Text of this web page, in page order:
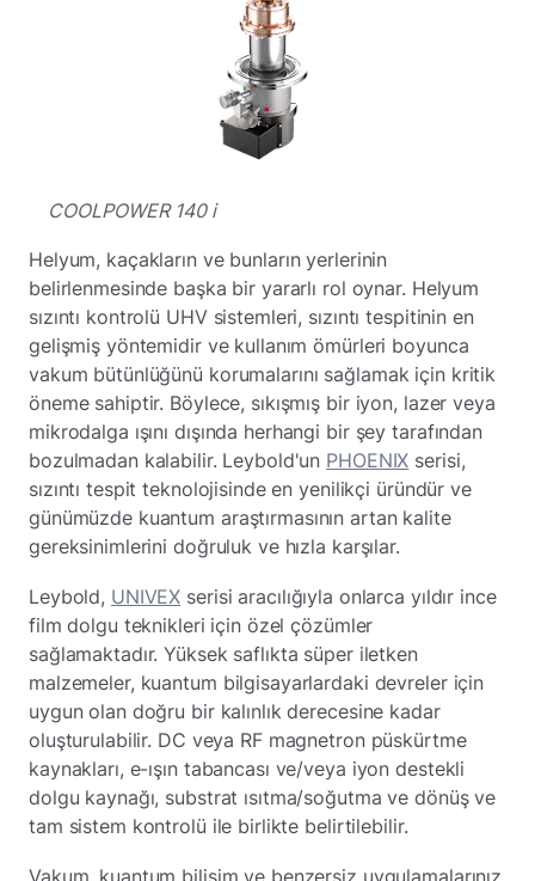
COOLPOWER 140 i
Helyum, kaçakların ve bunların yerlerinin
belirlenmesinde başka bir yararlı rol oynar. Helyum
sızıntı kontrolü UHV sistemleri, sızıntı tespitinin en
gelişmiş yöntemidir ve kullanım ömürleri boyunca
vakum bütünlüğünü korumalarını sağlamak için kritik
öneme sahiptir. Böylece, sıkışmış bir iyon, lazer veya
mikrodalga ışını dışında herhangi bir şey tarafından
bozulmadan kalabilir. Leybold'un PHOENIX serisi,
sızıntı tespit teknolojisinde en yenilikçi üründür ve
günümüzde kuantum araştırmasının artan kalite
gereksinimlerini doğruluk ve hızla karşılar.
Leybold, UNIVEX serisi aracılığıyla onlarca yıldır ince
film dolgu teknikleri için özel çözümler
sağlamaktadır. Yüksek saflıkta süper iletken
malzemeler, kuantum bilgisayarlardaki devreler için
uygun olan doğru bir kalınlık derecesine kadar
oluşturulabilir. DC veya RF magnetron püskürtme
kaynakları, e-ışın tabancası ve/veya iyon destekli
dolgu kaynağı, substrat ısıtma/soğutma ve dönüş ve
tam sistem kontrolü ile birlikte belirtilebilir.
Vakum, kuantum bilişim ve benzersiz uygulamalarınız